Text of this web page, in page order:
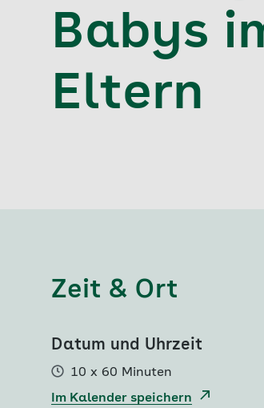
Babys
Eltern
Zeit & Ort
Datum und Uhrzeit
10 x 60 Minuten
Im Kalender speichern